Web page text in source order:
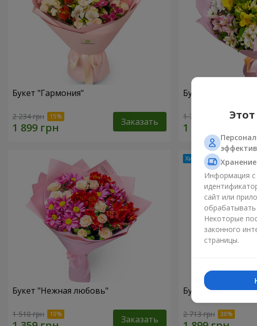
Букет "Гармония"
2 234 грн Заказать
Букет цветов
1 732 грн
Букет "Нежная любовь"
1 510 грн Заказать
Букет
2 713 грн
Информация с
сайт или
Некоторые
законного
страницы.